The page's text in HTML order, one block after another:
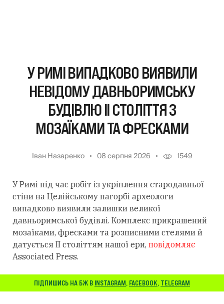
У РИМІ ВИПАДКОВО ВИЯВИЛИ
НЕВІДОМУ ДАВНЬОРИМСЬКУ
БУДІВЛЮ II СТОЛІТТЯ З
МОЗАЇКАМИ ТА ФРЕСКАМИ
Іван Назаренко 08 серпня 2026 1549
У Римі під час робіт із укріплення стародавньої
стіни на Целійському пагорбі археологи
випадково виявили залишки великої
давньоримської будівлі. Комплекс прикрашений
мозаїками, фресками та розписними стелями й
датується II століттям нашої ери, повідомляє
Associated Press.
ПІДПИШИСЬ НА БЖ В INSTAGRAM, FACEBOOK, TELEGRAM